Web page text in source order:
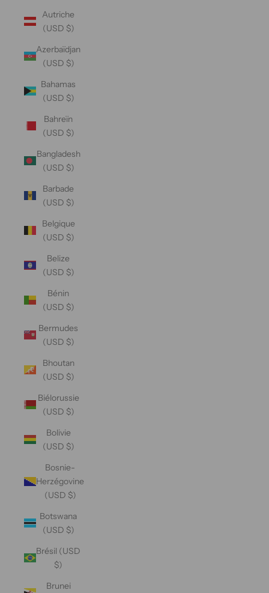
Autriche
(USD $)
Azerbaïdjan
(USD $)
Bahamas
(USD $)
Bahreïn
(USD $)
Bangladesh
(USD $)
Barbade
(USD $)
Belgique
(USD $)
Belize
(USD $)
Bénin
(USD $)
Bermudes
(USD $)
Bhoutan
(USD $)
Biélorussie
(USD $)
Bolivie
(USD $)
Bosnie-
Herzégovine
(USD $)
Botswana
(USD $)
Brésil (USD
$)
Brunei